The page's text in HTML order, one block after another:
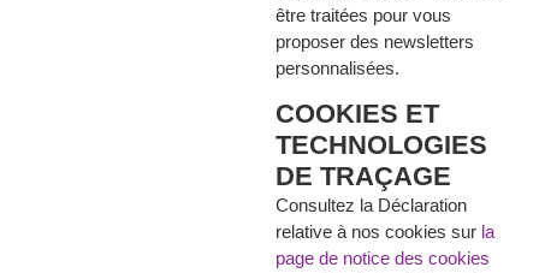
être traitées pour vous
proposer des newsletters
personnalisées.
COOKIES ET
TECHNOLOGIES
DE TRAÇAGE
Consultez la Déclaration
relative à nos cookies sur la
page de notice des cookies